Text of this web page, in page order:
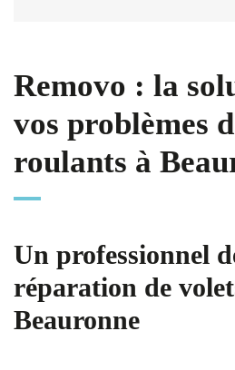
Removo : la
vos problèmes
roulants à
Un professionnel
réparation de
Beauronne